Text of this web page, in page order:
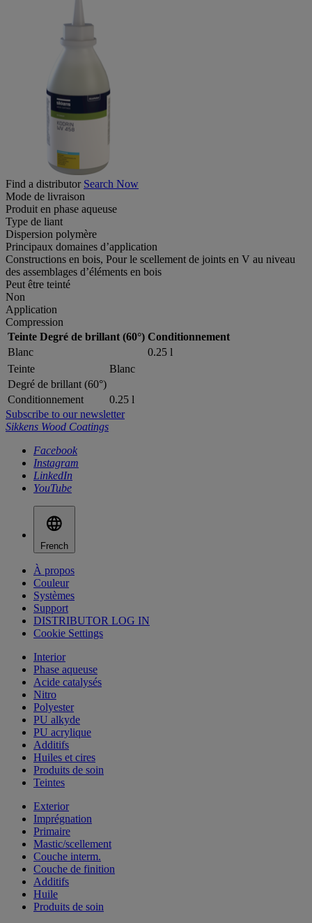
Find a distributor Search Now
Mode de livraison
Produit en phase aqueuse
Type de liant
Dispersion polymère
Principaux domaines d’application
Constructions en bois, Pour le scellement de joints en V au niveau
des assemblages d’éléments en bois
Peut être teinté
Non
Application
Compression
Teinte Degré de brillant (60°) Conditionnement
Blanc
0.25 l
Teinte
Blanc
Degré de brillant (60°)
Conditionnement
0.25 l
Subscribe to our newsletter
Sikkens Wood Coatings
Facebook
Instagram
LinkedIn
YouTube
French
À propos
Couleur
Systèmes
Support
DISTRIBUTOR LOG IN
Cookie Settings
Interior
Phase aqueuse
Acide catalysés
Nitro
Polyester
PU alkyde
PU acrylique
Additifs
Huiles et cires
Produits de soin
Teintes
Exterior
Imprégnation
Primaire
Mastic/scellement
Couche interm.
Couche de finition
Additifs
Huile
Produits de soin